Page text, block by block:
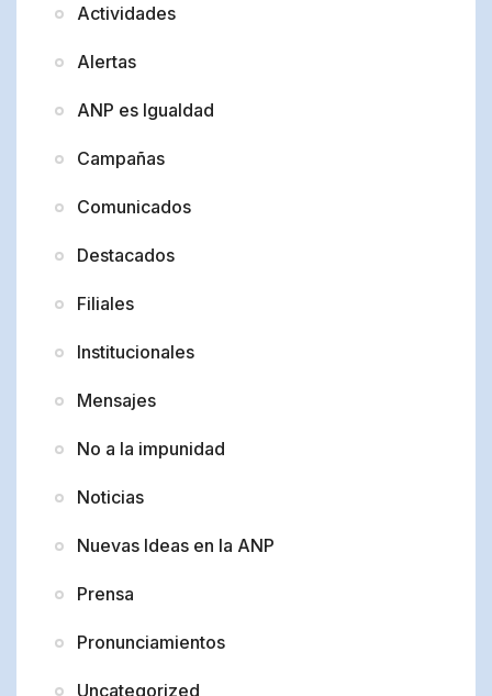
Actividades
Alertas
ANP es Igualdad
Campañas
Comunicados
Destacados
Filiales
Institucionales
Mensajes
No a la impunidad
Noticias
Nuevas Ideas en la ANP
Prensa
Pronunciamientos
Uncategorized